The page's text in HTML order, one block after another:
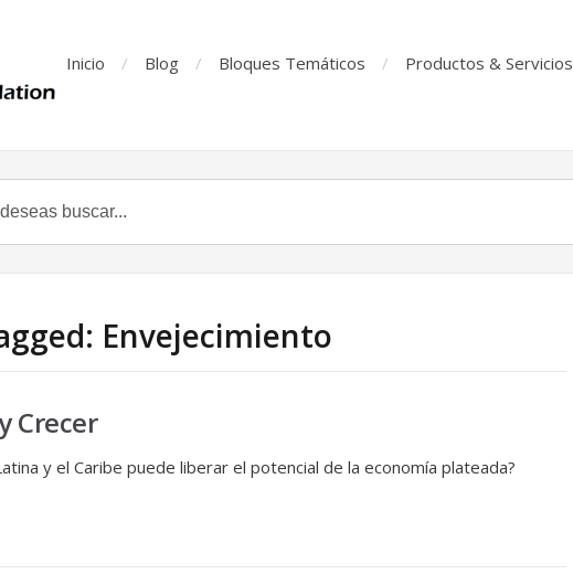
Inicio Blog Bloques Temáticos Productos & Servicios
Envejecimiento
Crecer
y el Caribe puede liberar el potencial de la economía plateada?